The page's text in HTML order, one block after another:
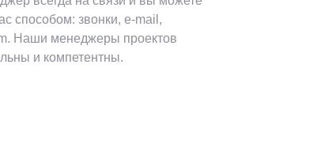
способом: звонки, e-mail,
Наши менеджеры проектов
и компетентны.